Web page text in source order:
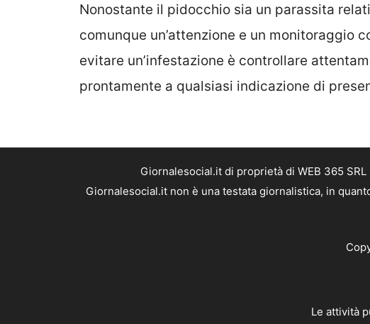
Nonostante il pidocchio sia un parassita
comunque un’attenzione e un monitoraggio
evitare un’infestazione è controllare
prontamente a qualsiasi indicazione di
Giornalesocial.it di proprietà di WEB 365
Giornalesocial.it non è una testata giornalistica, in
Le attività